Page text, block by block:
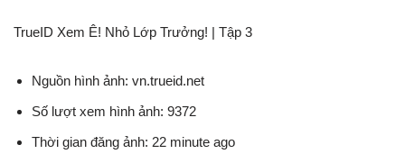
TrueID Xem Ê! Nhỏ Lớp Trưởng! | Tập 3
Nguồn hình ảnh: vn.trueid.net
Số lượt xem hình ảnh: 9372
Thời gian đăng ảnh: 22 minute ago